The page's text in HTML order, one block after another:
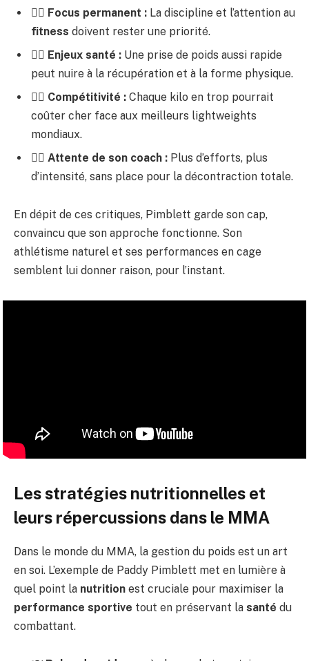
🏋️‍♂️ Focus permanent : La discipline et l’attention au
fitness doivent rester une priorité.
🏋️‍♂️ Enjeux santé : Une prise de poids aussi rapide
peut nuire à la récupération et à la forme physique.
🏋️‍♂️ Compétitivité : Chaque kilo en trop pourrait
coûter cher face aux meilleurs lightweights
mondiaux.
🏋️‍♂️ Attente de son coach : Plus d’efforts, plus
d’intensité, sans place pour la décontraction totale.
En dépit de ces critiques, Pimblett garde son cap,
convaincu que son approche fonctionne. Son
athlétisme naturel et ses performances en cage
semblent lui donner raison, pour l’instant.
Les stratégies nutritionnelles et
leurs répercussions dans le MMA
Dans le monde du MMA, la gestion du poids est un art
en soi. L’exemple de Paddy Pimblett met en lumière à
quel point la nutrition est cruciale pour maximiser la
performance sportive tout en préservant la santé du
combattant.